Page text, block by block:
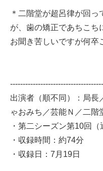
＊二階堂が超呂律が回
が、歯の矯正であちこち
お聞き苦しいですが何卒
出演者（順不同）：局長
ゃおみち／芸能Ｎ／二階
・第二シーズン第10
・収録時間：約74分
・収録日：7月19日